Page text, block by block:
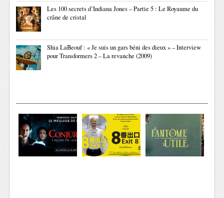
Les 100 secrets d’Indiana Jones – Partie 5 : Le Royaume du
crâne de cristal
Shia LaBeouf : « Je suis un gars béni des dieux » – Interview
pour Transformers 2 – La revanche (2009)